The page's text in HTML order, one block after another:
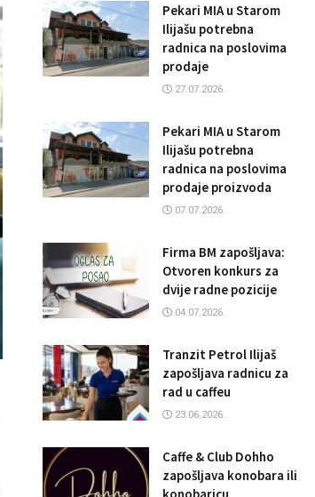
Pekari MIA u Starom
Ilijašu potrebna
radnica na poslovima
prodaje
27.07.2026.
Pekari MIA u Starom
Ilijašu potrebna
radnica na poslovima
prodaje proizvoda
07.07.2026.
Firma BM zapošljava:
Otvoren konkurs za
dvije radne pozicije
04.07.2026.
Tranzit Petrol Ilijaš
zapošljava radnicu za
rad u caffeu
23.06.2026.
Caffe & Club Dohho
zapošljava konobara ili
konobaricu